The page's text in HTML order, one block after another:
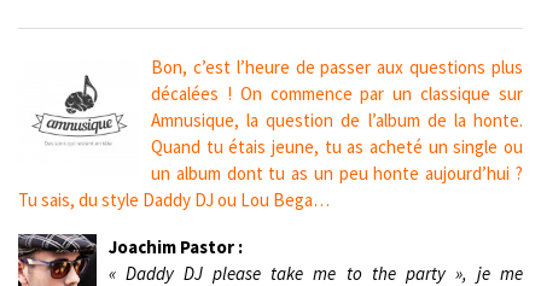
Bon, c’est l’heure de passer aux questions plus
décalées ! On commence par un classique sur
Amnusique, la question de l’album de la honte.
Quand tu étais jeune, tu as acheté un single ou
un album dont tu as un peu honte aujourd’hui ?
Tu sais, du style Daddy DJ ou Lou Bega…
Joachim Pastor :
« Daddy DJ please take me to the party », je me